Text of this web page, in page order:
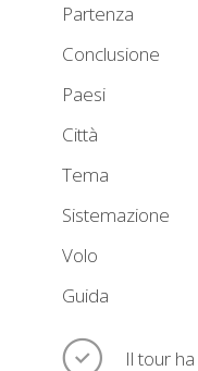
Partenza
Conclusione
Paesi
Città
Tema
Sistemazione
Volo
Guida
Il tour